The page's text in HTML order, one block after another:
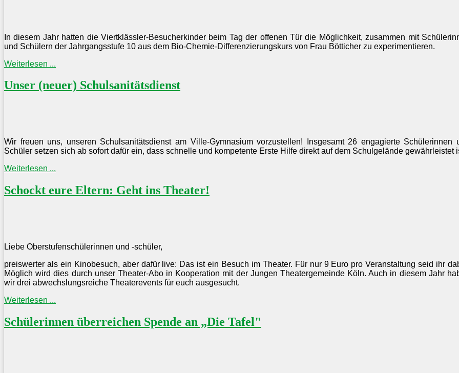
In diesem Jahr hatten die Viertklässler-Besucherkinder beim Tag der offenen Tür die Möglichkeit, zusammen mit
und Schülern der Jahrgangsstufe 10 aus dem Bio-Chemie-Differenzierungskurs von Frau Bötticher zu experimentieren.
Weiterlesen ...
Unser (neuer) Schulsanitätsdienst
Wir freuen uns, unseren Schulsanitätsdienst am Ville-Gymnasium vorzustellen! Insgesamt 26 engagierte Schülerinnen
Schüler setzen sich ab sofort dafür ein, dass schnelle und kompetente Erste Hilfe direkt auf dem Schulgelände gewährleistet
Weiterlesen ...
Schockt eure Eltern: Geht ins Theater!
Liebe Oberstufenschülerinnen und -schüler,
preiswerter als ein Kinobesuch, aber dafür live: Das ist ein Besuch im Theater. Für nur 9 Euro pro Veranstaltung seid ihr
Möglich wird dies durch unser Theater-Abo in Kooperation mit der Jungen Theatergemeinde Köln. Auch in diesem Jahr
wir drei abwechslungsreiche Theaterevents für euch ausgesucht.
Weiterlesen ...
Schülerinnen überreichen Spende an „Die Tafel"